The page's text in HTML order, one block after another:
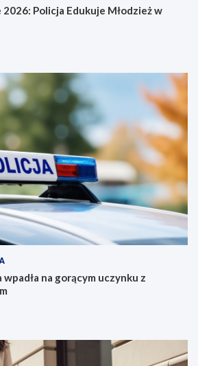
Policja Edukuje Młodzież w
na gorącym uczynku z